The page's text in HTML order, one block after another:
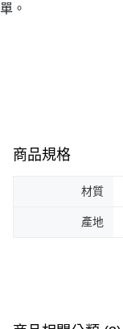
單。
商品規格
材質
產地